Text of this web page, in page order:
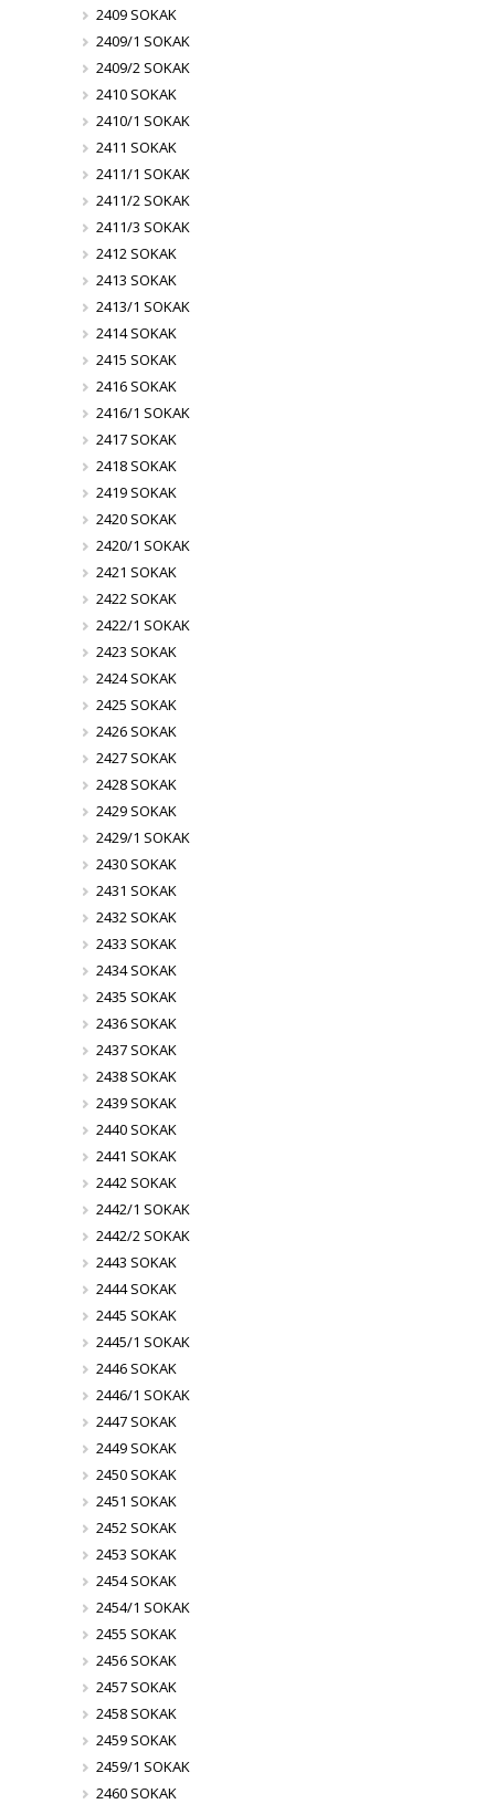
2409 SOKAK
2409/1 SOKAK
2409/2 SOKAK
2410 SOKAK
2410/1 SOKAK
2411 SOKAK
2411/1 SOKAK
2411/2 SOKAK
2411/3 SOKAK
2412 SOKAK
2413 SOKAK
2413/1 SOKAK
2414 SOKAK
2415 SOKAK
2416 SOKAK
2416/1 SOKAK
2417 SOKAK
2418 SOKAK
2419 SOKAK
2420 SOKAK
2420/1 SOKAK
2421 SOKAK
2422 SOKAK
2422/1 SOKAK
2423 SOKAK
2424 SOKAK
2425 SOKAK
2426 SOKAK
2427 SOKAK
2428 SOKAK
2429 SOKAK
2429/1 SOKAK
2430 SOKAK
2431 SOKAK
2432 SOKAK
2433 SOKAK
2434 SOKAK
2435 SOKAK
2436 SOKAK
2437 SOKAK
2438 SOKAK
2439 SOKAK
2440 SOKAK
2441 SOKAK
2442 SOKAK
2442/1 SOKAK
2442/2 SOKAK
2443 SOKAK
2444 SOKAK
2445 SOKAK
2445/1 SOKAK
2446 SOKAK
2446/1 SOKAK
2447 SOKAK
2449 SOKAK
2450 SOKAK
2451 SOKAK
2452 SOKAK
2453 SOKAK
2454 SOKAK
2454/1 SOKAK
2455 SOKAK
2456 SOKAK
2457 SOKAK
2458 SOKAK
2459 SOKAK
2459/1 SOKAK
2460 SOKAK